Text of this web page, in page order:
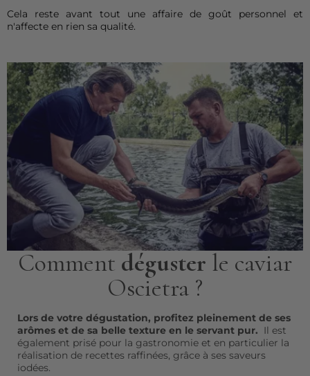
Cela reste avant tout une affaire de goût personnel et
n'affecte en rien sa qualité.
Comment déguster le caviar
Oscietra ?
Lors de votre dégustation, profitez pleinement de ses
arômes et de sa belle texture en le servant pur. Il est
également prisé pour la gastronomie et en particulier la
réalisation de recettes raffinées, grâce à ses saveurs
iodées.